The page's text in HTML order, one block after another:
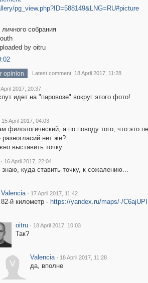
pg_view.php?ID=588149&LNG=RU#picture
собрания
by oitru
opinion Latest comment: 18 April 2017, 11:28
April 2017, 20:37
идет на "паровозе" вокруг этого фото!
15 April 2017, 04:03
филологический, а по поводу того, что это
разногласий нет же?
выставить точку...
· 16 April 2017, 22:04
куда ставить точку, к сожалению...
Valencia · 17 April 2017, 11:42
82-й километр - https://yandex.ru/maps/-/
oitru · 18 April 2017, 10:03
Так?
V
Valencia · 18 April 2017, 11:28
да, вполне